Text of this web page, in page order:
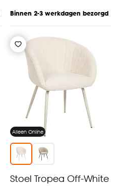
Binnen 2-3 werkdagen bezorgd
Alleen Online
Stoel Tropea Off-White